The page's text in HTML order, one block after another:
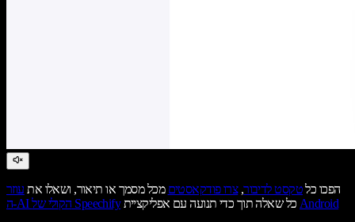
הפכו כלטקסט לדיבור,צרו פודקאסטים מכל מסמך או תיאור, ושאלו את עוזר
ה-AI הקולי של Speechify
כל שאלה תוך כדי תנועה עם אפליקצייתAndroid